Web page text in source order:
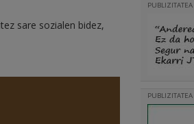
sare sozialen bidez,
PUBLIZITATEA
PUBLIZITATEA